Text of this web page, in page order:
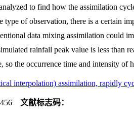
to find how the assimilation
type of observation, there is a certain
data mixing assimilation could
rainfall peak value is less than
the occurrence time and intensity of
interpolation) assimilation, rapidly
文献标志码：